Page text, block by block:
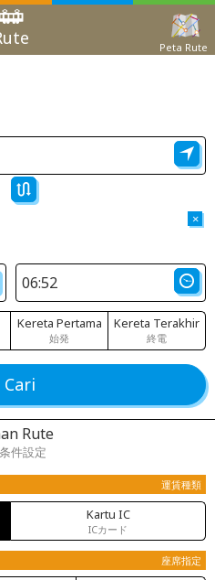
Peta Rute
×
Kereta Pertama
始発
Kereta Terakhir
終電
Cari
Rute
件設定
運賃種類
Kartu IC
ICカード
座席指定